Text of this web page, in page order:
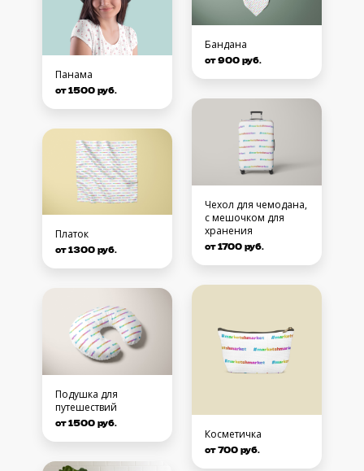
Панама
от 1500 руб.
Платок
от 1300 руб.
Подушка для
путешествий
от 1500 руб.
Бандана
от 900 руб.
Чехол для чемодана,
с мешочком для
хранения
от 1700 руб.
Косметичка
от 700 руб.